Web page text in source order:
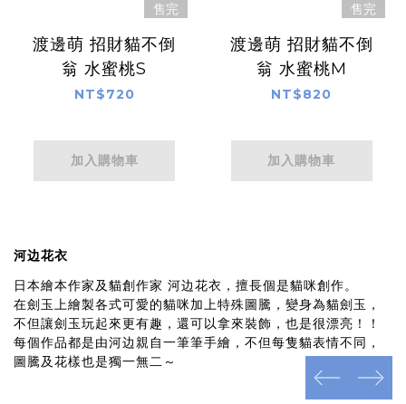
售完
渡邊萌 招財貓不倒
翁 水蜜桃S
NT$720
加入購物車
售完
渡邊萌 招財貓不倒
翁 水蜜桃M
NT$820
加入購物車
河边花衣
日本繪本作家及貓創作家 河边花衣，擅長個是貓咪創作。
在劍玉上繪製各式可愛的貓咪加上特殊圖騰，變身為貓劍玉，
不但讓劍玉玩起來更有趣，還可以拿來裝飾，也是很漂亮！！
每個作品都是由河边親自一筆筆手繪，不但每隻貓表情不同，
圖騰及花樣也是獨一無二～
prev next